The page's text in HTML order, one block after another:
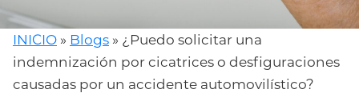
INICIO » Blogs » ¿Puedo solicitar una
indemnización por cicatrices o desfiguraciones
causadas por un accidente automovilístico?